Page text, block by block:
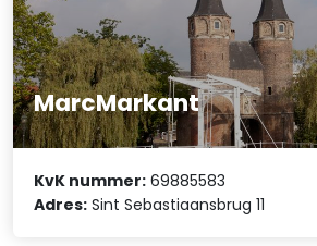
MarcMarkant
KvK nummer: 69885583
Adres: Sint Sebastiaansbrug 11